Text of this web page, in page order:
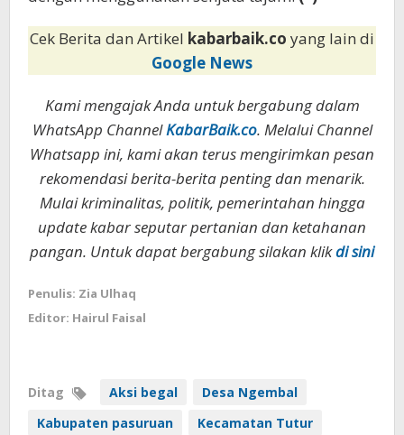
Cek Berita dan Artikel kabarbaik.co yang lain di
Google News
Kami mengajak Anda untuk bergabung dalam
WhatsApp ChannelKabarBaik.co. Melalui Channel
Whatsapp ini, kami akan terus mengirimkan pesan
rekomendasi berita-berita penting dan menarik.
Mulai kriminalitas, politik, pemerintahan hingga
update kabar seputar pertanian dan ketahanan
pangan. Untuk dapat bergabung silakan klikdi sini
Penulis: Zia Ulhaq
Editor: Hairul Faisal
Ditag Aksi begal
Desa Ngembal
Kabupaten pasuruan
Kecamatan Tutur